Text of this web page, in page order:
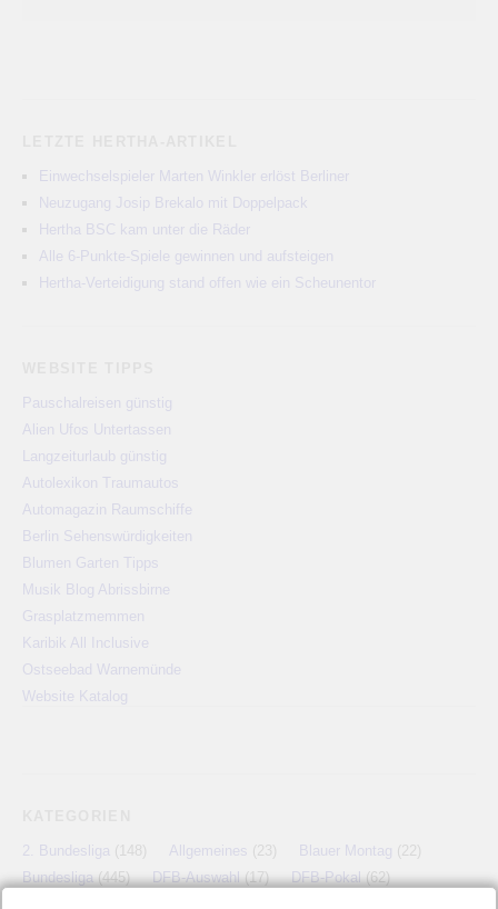
Einwechselspieler Marten Winkler erlöst Berliner
Neuzugang Josip Brekalo mit Doppelpack
Hertha BSC kam unter die Räder
Alle 6-Punkte-Spiele gewinnen und aufsteigen
Hertha-Verteidigung stand offen wie ein Scheunentor
Pauschalreisen günstig
Alien Ufos Untertassen
Langzeiturlaub günstig
Autolexikon Traumautos
Automagazin Raumschiffe
Berlin Sehenswürdigkeiten
Blumen Garten Tipps
Musik Blog Abrissbirne
Grasplatzmemmen
Karibik All Inclusive
Ostseebad Warnemünde
Website Katalog
2. Bundesliga (148) Allgemeines (23) Blauer Montag (22)
Bundesliga(445) DFB-Auswahl(17) DFB-Pokal(62)